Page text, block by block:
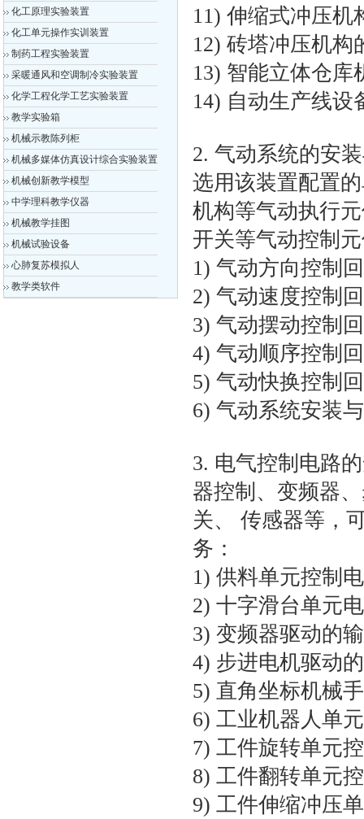
化工原理实验装置
化工单元操作实训装置
制药工程实验装置
采暖通风和空调制冷实验装置
化学工程化学工艺实验装置
教学实验箱
机械示教陈列柜
机械多媒体仿真设计综合实验装置
机械创新教学模型
中学理科教学仪器
机械教学挂图
机械试验设备
心肺复苏模拟人
教学类软件
11) 伸缩式冲压机
12) 砖塔冲压机构
13) 智能立体仓库
14) 自动生产线设
2. 气动系统的安
选用该装置配置
机构等气动执行
开关等气动控制
1) 气动方向控制
2) 气动速度控制
3) 气动摆动控制
4) 气动顺序控制
5) 气动快换控制
6) 气动系统安装
3. 电气控制电路
器控制、变频器
关、 传感器等，
务：
1) 供料单元控制
2) 十字滑台单元
3) 变频器驱动的
4) 步进电机驱动
5) 直角坐标机械
6) 工业机器人单
7) 工件旋转单元
8) 工件翻转单元
9) 工件伸缩冲压